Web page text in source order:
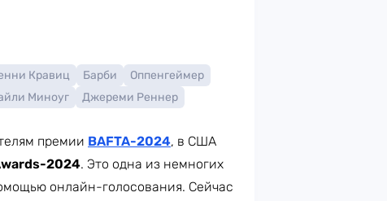
Кравиц Барби
Оппенгеймер
Миноуг
Джереми Реннер
премии BAFTA-2024, в США
2024. Это одна из немногих
онлайн-голосования. Сейчас